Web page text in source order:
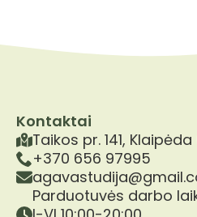
Kontaktai
Taikos pr. 141,
+370 656 97995
Parduotuvės darbo